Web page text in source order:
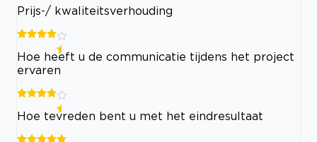
Prijs-/ kwaliteitsverhouding
Hoe heeft u de communicatie tijdens het project
ervaren
Hoe tevreden bent u met het eindresultaat